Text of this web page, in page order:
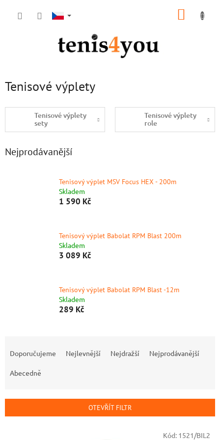
Tenisové výplety
Tenisové výplety
sety
Tenisové výplety
role
Nejprodávanější
Tenisový výplet MSV Focus HEX - 200m
Skladem
1 590 Kč
Tenisový výplet Babolat RPM Blast 200m
Skladem
3 089 Kč
Tenisový výplet Babolat RPM Blast -12m
Skladem
289 Kč
í
r
Doporučujeme Nejlevnější Nejdražší Nejprodávanější
Abecedně
OTEVŘÍT FILTR
Kód: 1521/BIL2